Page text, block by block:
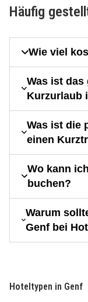
Häufig
Wie viel
Was ist
Kurzurlaub
Was ist die
einen
Wo kann
buchen?
Warum
Genf bei
Hoteltypen in Genf